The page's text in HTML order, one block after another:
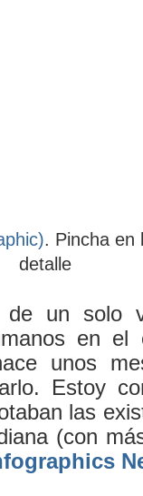
. Pincha en
detalle
un solo
en el
unos
Estoy
las
(con